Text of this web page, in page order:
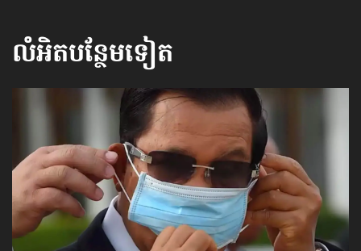
លំអិតបន្ថែមទៀត